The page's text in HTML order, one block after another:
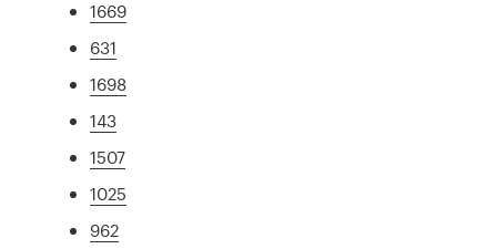
1669
631
1698
143
1507
1025
962